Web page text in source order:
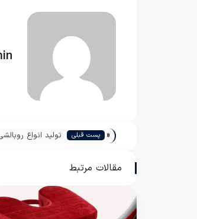
« پست قبلی تولید انواع
مقالات مرتبط